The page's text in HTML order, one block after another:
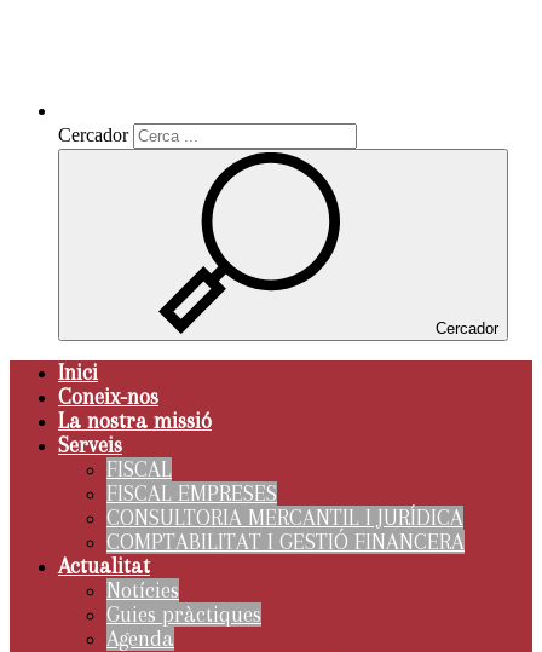
Cercador
Cercador
Inici
Coneix-nos
La nostra missió
Serveis
FISCAL
FISCAL EMPRESES
CONSULTORIA MERCANTIL I JURÍDICA
COMPTABILITAT I GESTIÓ FINANCERA
Actualitat
Notícies
Guies pràctiques
Agenda